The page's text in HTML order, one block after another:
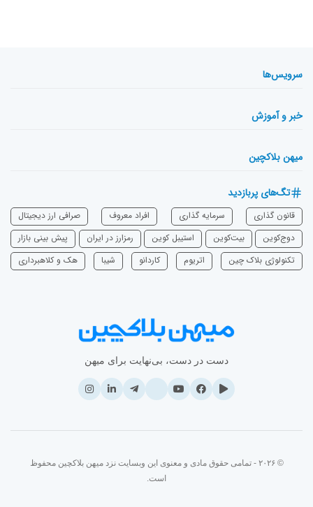
سرویس‌ها
خبر و آموزش
میهن بلاکچین
تگ‌های پربازدید
قانون گذاری سرمایه‌ گذاری افراد معروف
صرافی ارز دیجیتال
دوج‌کوین
بیت‌کوین استیبل کوین رمزارز در ایران
پیش بینی بازار
تکنولوژی بلاک چین
اتریوم ‌کاردانو شیبا هک و کلاهبرداری
دست در دست، بی‌نهایت برای میهن
© ۲۰۲۶ - تمامی حقوق مادی و معنوی این وبسایت نزد میهن بلاکچین محفوظ
است.